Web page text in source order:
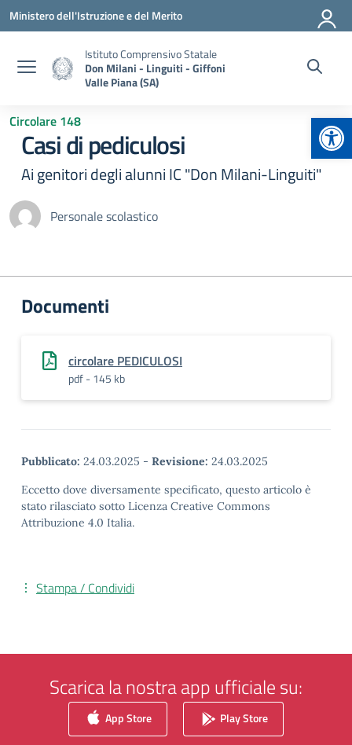
Vai ai contenuti
Vai al menu di navigazione
Vai al footer
Ministero dell'Istruzione e del Merito
Istituto Comprensivo Statale
Don Milani - Linguiti - Giffoni
Valle Piana (SA)
Circolare 148
Casi di pediculosi
Ai genitori degli alunni IC "Don Milani-Linguiti"
Personale scolastico
Documenti
circolare PEDICULOSI
pdf - 145 kb
Pubblicato: 24.03.2025 - Revisione: 24.03.2025
Eccetto dove diversamente specificato, questo articolo è
stato rilasciato sotto Licenza Creative Commons
Attribuzione 4.0 Italia.
Stampa / Condividi
Scarica la nostra app ufficiale su:
App Store Play Store